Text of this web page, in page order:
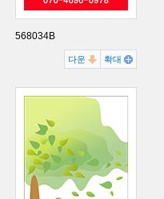
568034B
다운 확대